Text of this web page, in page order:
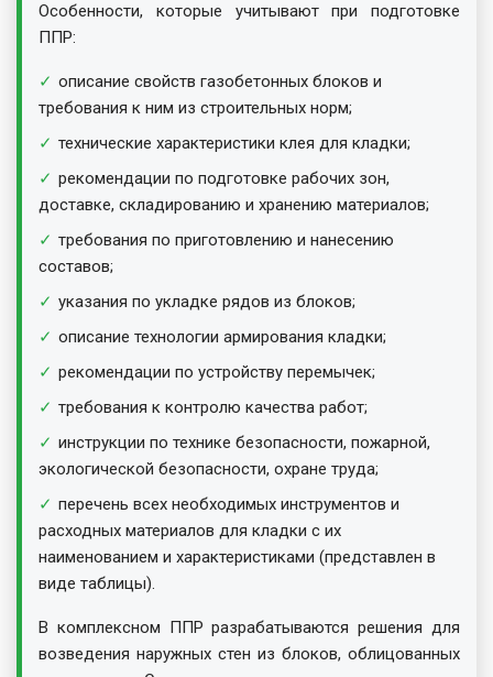
Особенности, которые учитывают при подготовке
ППР:
описание свойств газобетонных блоков и
требования к ним из строительных норм;
технические характеристики клея для кладки;
рекомендации по подготовке рабочих зон,
доставке, складированию и хранению материалов;
требования по приготовлению и нанесению
составов;
указания по укладке рядов из блоков;
описание технологии армирования кладки;
рекомендации по устройству перемычек;
требования к контролю качества работ;
инструкции по технике безопасности, пожарной,
экологической безопасности, охране труда;
перечень всех необходимых инструментов и
расходных материалов для кладки с их
наименованием и характеристиками (представлен в
виде таблицы).
В комплексном ППР разрабатываются решения для
возведения наружных стен из блоков, облицованных